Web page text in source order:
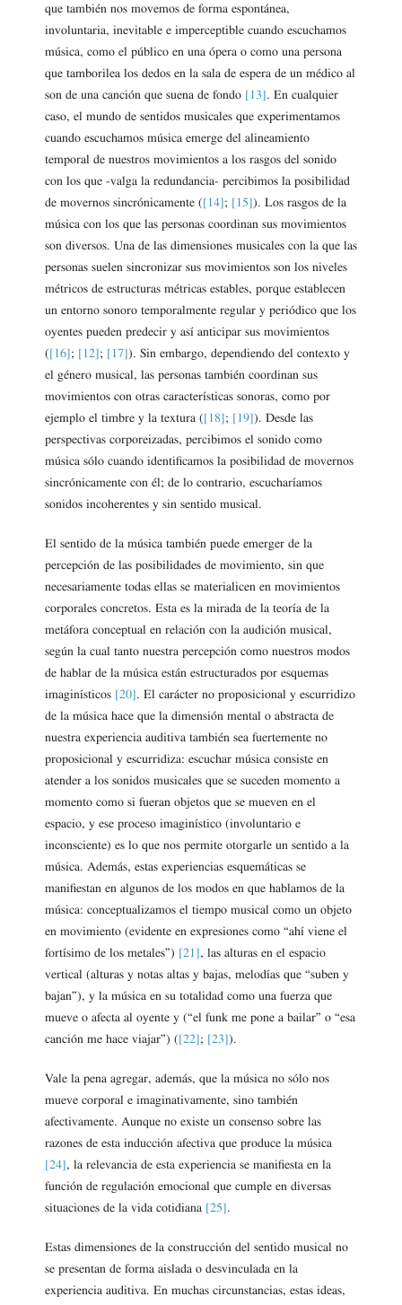
que también nos movemos de forma espontánea,
involuntaria, inevitable e imperceptible cuando escuchamos
música, como el público en una ópera o como una persona
que tamborilea los dedos en la sala de espera de un médico al
son de una canción que suena de fondo [13] . En cualquier
caso, el mundo de sentidos musicales que experimentamos
cuando escuchamos música emerge del alineamiento
temporal de nuestros movimientos a los rasgos del sonido
con los que -valga la redundancia- percibimos la posibilidad
de movernos sincrónicamente ( [14] ; [15] ). Los rasgos de la
música con los que las personas coordinan sus movimientos
son diversos. Una de las dimensiones musicales con la que las
personas suelen sincronizar sus movimientos son los niveles
métricos de estructuras métricas estables, porque establecen
un entorno sonoro temporalmente regular y periódico que los
oyentes pueden predecir y así anticipar sus movimientos
( [16] ; [12] ; [17] ). Sin embargo, dependiendo del contexto y
el género musical, las personas también coordinan sus
movimientos con otras características sonoras, como por
ejemplo el timbre y la textura ( [18] ; [19] ). Desde las
perspectivas corporeizadas, percibimos el sonido como
música sólo cuando identificamos la posibilidad de movernos
sincrónicamente con él; de lo contrario, escucharíamos
sonidos incoherentes y sin sentido musical.
El sentido de la música también puede emerger de la
percepción de las posibilidades de movimiento, sin que
necesariamente todas ellas se materialicen en movimientos
corporales concretos. Esta es la mirada de la teoría de la
metáfora conceptual en relación con la audición musical,
según la cual tanto nuestra percepción como nuestros modos
de hablar de la música están estructurados por esquemas
imaginísticos [20] . El carácter no proposicional y escurridizo
de la música hace que la dimensión mental o abstracta de
nuestra experiencia auditiva también sea fuertemente no
proposicional y escurridiza: escuchar música consiste en
atender a los sonidos musicales que se suceden momento a
momento como si fueran objetos que se mueven en el
espacio, y ese proceso imaginístico (involuntario e
inconsciente) es lo que nos permite otorgarle un sentido a la
música. Además, estas experiencias esquemáticas se
manifiestan en algunos de los modos en que hablamos de la
música: conceptualizamos el tiempo musical como un objeto
en movimiento (evidente en expresiones como “ahí viene el
fortísimo de los metales”) [21], las alturas en el espacio
vertical (alturas y notas altas y bajas, melodías que “suben y
bajan”), y la música en su totalidad como una fuerza que
mueve o afecta al oyente y (“el funk me pone a bailar” o “esa
canción me hace viajar”) ( [22] ; [23] ).
Vale la pena agregar, además, que la música no sólo nos
mueve corporal e imaginativamente, sino también
afectivamente. Aunque no existe un consenso sobre las
razones de esta inducción afectiva que produce la música
[24], la relevancia de esta experiencia se manifiesta en la
función de regulación emocional que cumple en diversas
situaciones de la vida cotidiana [25] .
Estas dimensiones de la construcción del sentido musical no
se presentan de forma aislada o desvinculada en la
experiencia auditiva. En muchas circunstancias, estas ideas,